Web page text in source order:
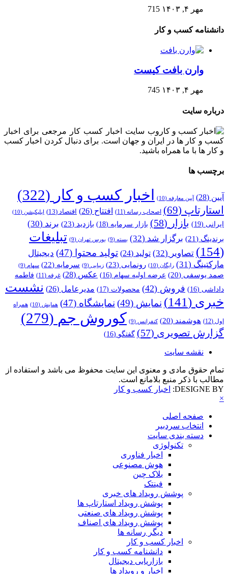
مهر ۴, ۱۴۰۳ 715
دانشنامه کسب و کار
وارن بافت کیست
مهر ۴, ۱۴۰۳ 745
درباره سایت
وب سایت اخبار کسب کار مرجعی برای اخبار
کسب و کار ها در ایران و جهان است. برای دنبال کردن اخبار کسب
و کار ها با ما همراه باشید.
برچسب ها
آیین (28) آیین معارفه (10) اخبار کسب و کار (322)
استارتاپ (69) اصحاب رسانه (11) افتتاح (26) اقتصاد (13) اپلیکیشن (10)
ایرانی (19) بازار (58) بازار سرمایه (18) بازدید (23) برند (30)
برندینگ (21) برگزار شد (32) بسته (9) بورس تهران (9)
تبلیغات
(154)
تصاویر (32) تولید (24) تولید محتوا (47)
دیجیتال
مارکتینگ (31) رایگان (10) رونمایی (23) زیبایی (9) سرمایه (22) سهام (9)
صمد یوسفی (20) عرضه اولیه سهام (16) عکس (28) غرفه (11)
فاطمه
داداشی (16) فروش (42) محصولات (17) مدیرعامل (26)
نشست
خبری (141) نمایش (49) نمایشگاه (47) همایش (10) همراه
اول (12) هوشمند (20) کنفرانس (9) کوروش جم (279)
گزارش تصویری (57) گفتگو (16)
نقشه سایت
تمام حقوق مادی و معنوی این سایت محفوظ می باشد و استفاده از
مطالب با ذکر منبع بلامانع است.
DESIGNE BY:
اخبار کسب و کار
×
صفحه اصلی
انتخاب سردبیر
دسته بندی سایت
تکنولوژی
اخبار فناوری
هوش مصنوعی
بلاک چین
فینتک
پوشش رویداد های خبری
پوشش رویداد استارتاپ ها
پوشش رویداد های صنعتی
پوشش رویداد های اصناف
دیگر رسانه ها
اخبار کسب و کار
دانشنامه کسب و کار
بازاریابی دیجیتال
اخبار و رویداد ها